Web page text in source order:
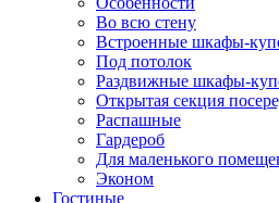
Во всю стену
Встроенные шкафы-
Под потолок
Раздвижные шкафы-
Открытая секция
Распашные
Гардероб
Для маленького
Эконом
Гостиные